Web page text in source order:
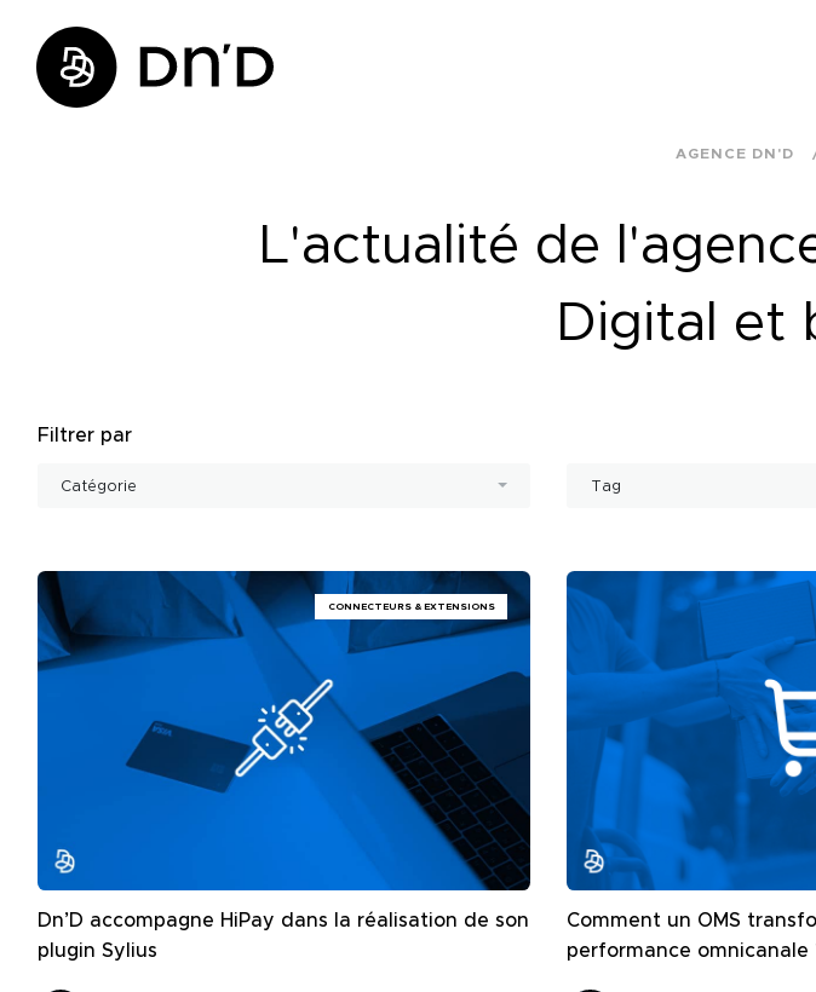
AGENCE DN'D
L'actualité de
Digital et
Filtrer par
Catégorie Tag
CONNECTEURS & EXTENSIONS
Dn’D accompagne HiPay dans la réalisation de son
plugin Sylius
Comment un OMS
performance omnicanale